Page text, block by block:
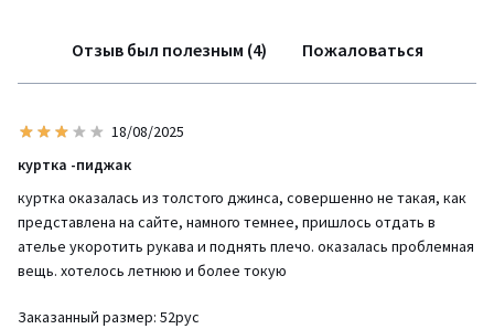
Отзыв был полезным (4) Пожаловаться
18/08/2025
куртка -пиджак
куртка оказалась из толстого джинса, совершенно не такая, как
представлена на сайте, намного темнее, пришлось отдать в
ателье укоротить рукава и поднять плечо. оказалась проблемная
вещь. хотелось летнюю и более токую
Заказанный размер: 52рус